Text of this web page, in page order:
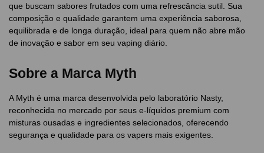
que buscam sabores frutados com uma refrescância sutil. Sua
composição e qualidade garantem uma experiência saborosa,
equilibrada e de longa duração, ideal para quem não abre mão
de inovação e sabor em seu vaping diário.
Sobre a Marca Myth
A Myth é uma marca desenvolvida pelo laboratório Nasty,
reconhecida no mercado por seus e-líquidos premium com
misturas ousadas e ingredientes selecionados, oferecendo
segurança e qualidade para os vapers mais exigentes.